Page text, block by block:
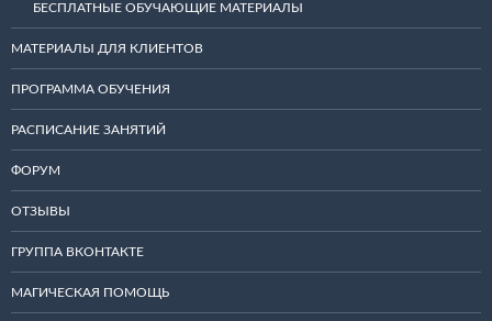
БЕСПЛАТНЫЕ ОБУЧАЮЩИЕ МАТЕРИАЛЫ
МАТЕРИАЛЫ ДЛЯ КЛИЕНТОВ
ПРОГРАММА ОБУЧЕНИЯ
РАСПИСАНИЕ ЗАНЯТИЙ
ФОРУМ
ОТЗЫВЫ
ГРУППА ВКОНТАКТЕ
МАГИЧЕСКАЯ ПОМОЩЬ